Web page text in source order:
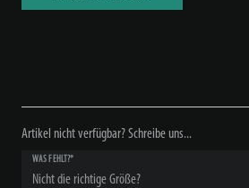
Artikel nicht verfügbar? Schreibe uns...
WAS FEHLT?*